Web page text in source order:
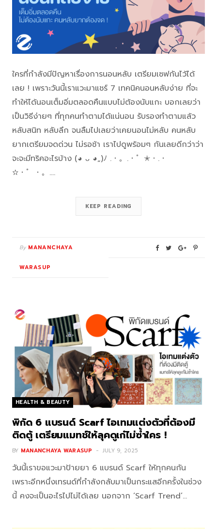
ใครที่กำลังมีปัญหาเรื่องการนอนหลับ เตรียมเซฟกันไว้ได้
เลย ! เพราะวันนี้เราแวะมาแชร์ 7 เทคนิคนอนหลับง่าย ที่จะ
ทำให้ได้นอนเต็มอิ่มตลอดคืนแบบไม่ต้องนับแกะ บอกเลยว่า
เป็นวิธีง่ายๆ ที่ทุกคนทำตามได้แน่นอน รับรองทำตามแล้ว
หลับสนิท หลับลึก จนลืมไปเลยว่าเคยนอนไม่หลับ คนหลับ
ยากเตรียมจดด่วน ไม่รอช้า เราไปดูพร้อมๆ กันเลยดีกว่าว่า
จะจะมีทริคอะไรบ้าง (◕ ᴗ ◕„)ﾉ .・。.・゜✭・.・
✫・゜・。.…
KEEP READING
By MANANCHAYA
WARASUP
HEALTH & BEAUTY
พิกัด 6 แบรนด์ Scarf ไอเทมแต่งตัวที่ต้องมี
ติดตู้ เตรียมแมทช์ให้ลุคดูเก๋ไม่ซ้ำใคร !
BY MANANCHAYA WARASUP JULY 9, 2025
วันนี้เราขอแวะมาป้ายยา 6 แบรนด์ Scarf ให้ทุกคนกัน
เพราะอีกหนึ่งเทรนด์ที่กำลังกลับมาเป็นกระแสอีกครั้งในช่วง
นี้ คงจะเป็นอะไรไปไม่ได้เลย นอกจาก ‘Scarf Trend’…